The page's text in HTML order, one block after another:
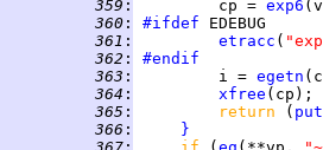
359 :
         cp =
exp6
360 : #ifdef
361 : etracc (
362 :
#endif
363 :
         i =
egetn
364 : xfree
365 : return (
366 :
}